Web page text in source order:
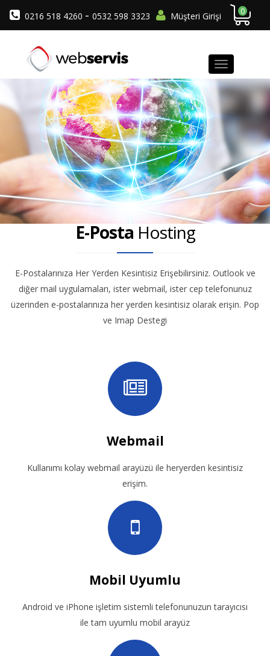
0216 518 4260 - 0532 598 3323 Müşteri Girişi 0
E-Posta Hosting
E-Postalarınıza Her Yerden Kesintisiz Erişebilirsiniz. Outlook ve
diğer mail uygulamaları, ister webmail, ister cep telefonunuz
üzerinden e-postalarınıza her yerden kesintisiz olarak erişin. Pop
ve Imap Destegi
Webmail
Kullanımı kolay webmail arayüzü ile heryerden kesintisiz
erişim.
Mobil Uyumlu
Android ve iPhone işletim sistemli telefonunuzun tarayıcısı
ile tam uyumlu mobil arayüz